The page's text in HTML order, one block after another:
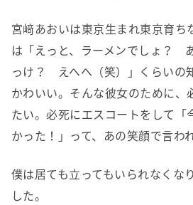
宮﨑あおいは東京生まれ東京育ち
は「えっと、ラーメンでしょ？
っけ？ えへへ（笑）」くらいの
かわいい。そんな彼女のために、
たい。必死にエスコートをして「
かった！」って、あの笑顔で言わ
僕は居ても立ってもいられなくな
した。